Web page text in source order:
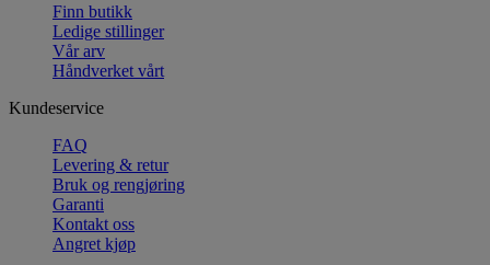
Finn butikk
Ledige stillinger
Vår arv
Håndverket vårt
Kundeservice
FAQ
Levering & retur
Bruk og rengjøring
Garanti
Kontakt oss
Angret kjøp